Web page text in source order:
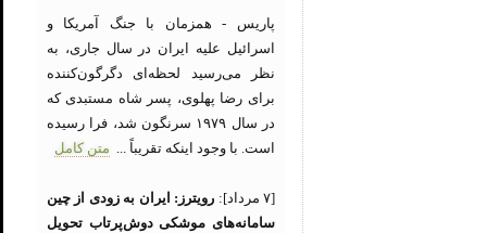
پاریس - همزمان با جنگ آمریکا و
اسرائیل علیه ایران در سال جاری، به
نظر می‌رسید لحظه‌ای دگرگون‌کننده
برای رضا پهلوی، پسر شاه مستبدی که
در سال ۱۹۷۹ سرنگون شد، فرا رسیده
است. با وجود اینکه تقریباً ... متن کامل
[۷ مرداد]:
رویترز: ایران به زودی از چین
سامانه‌های موشکی دوش‌پرتاب تحویل